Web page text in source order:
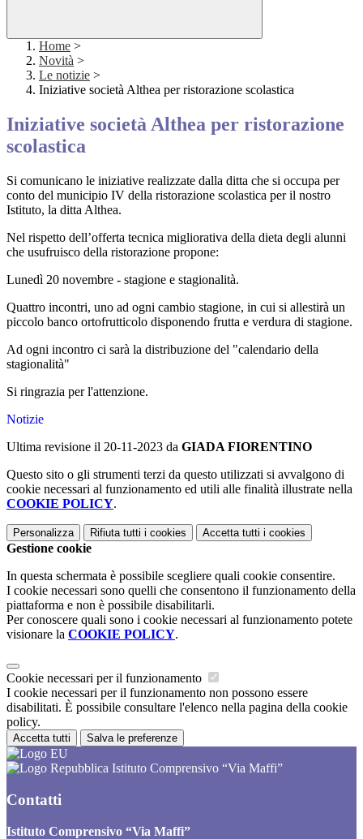
Home >
Novità >
Le notizie >
Iniziative società Althea per ristorazione scolastica
Iniziative società Althea per ristorazione
scolastica
Si comunicano le iniziative realizzate dalla ditta che si occupa per
conto del municipio IV della ristorazione scolastica per il nostro
Istituto, la ditta Althea.
Nel rispetto dell’offerta tecnica migliorativa della dieta degli alunni
che usufruisco della ristorazione propone:
Lunedì 20 novembre - stagione e stagionalità.
Quattro incontri, uno ad ogni cambio stagione, in cui si allestirà un
piccolo banco ortofrutticolo disponendo frutta e verdura di stagione.
Ad ogni incontro ci sarà la distribuzione del "calendario della
stagionalità"
Si ringrazia per l'attenzione.
Notizie
Ultima revisione il 20-11-2023 da GIADA FIORENTINO
Questo sito o gli strumenti terzi da questo utilizzati si avvalgono di
cookie necessari al funzionamento ed utili alle finalità illustrate nella
COOKIE POLICY.
Personalizza Rifiuta tutti i cookies Accetta tutti i cookies
Gestione cookie
In questa schermata è possibile scegliere quali cookie consentire.
I cookie necessari sono quelli che consentono il funzionamento della
piattaforma e non è possibile disabilitarli.
Per conoscere quali sono i cookie necessari al funzionamento potete
visionare la COOKIE POLICY.
Cookie necessari per il funzionamento
I cookie necessari per il funzionamento non possono essere
disabilitati. È possibile consultare l'elenco nella pagina della cookie
policy.
Accetta tutti Salva le preferenze
Istituto Comprensivo “Via Maffi”
Contatti
Istituto Comprensivo “Via Maffi”